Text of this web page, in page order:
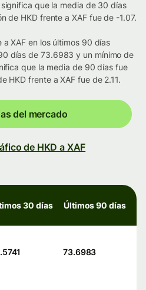
que la media de 30 días
de HKD frente a XAF fue de -1.07.
XAF en los últimos 90 días
días de 73.6983 y un mínimo de
que la media de 90 días fue
HKD frente a XAF fue de 2.11.
del mercado
de HKD a XAF
30 días Últimos 90 días
73.6983